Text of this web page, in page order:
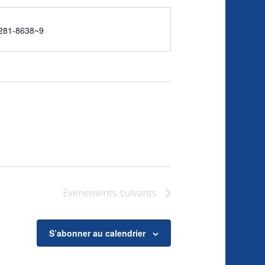
8638~9
Évènements suivants
S’abonner au calendrier